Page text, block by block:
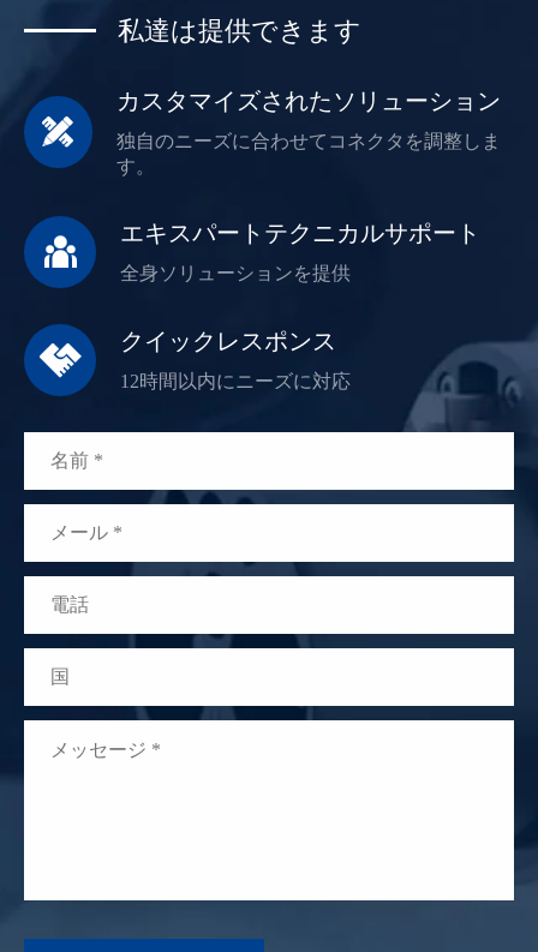
私達は提供できます

カスタマイズされたソリューション
独自のニーズに合わせてコネクタを調整しま
す。

エキスパートテクニカルサポート
全身ソリューションを提供

クイックレスポンス
12時間以内にニーズに対応